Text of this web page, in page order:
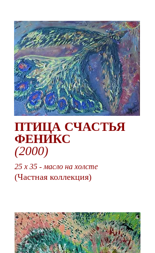
ПТИЦА СЧАСТЬЯ
ФЕНИКС
(2000)
25 x 35 - масло на холсте
(Частная коллекция)